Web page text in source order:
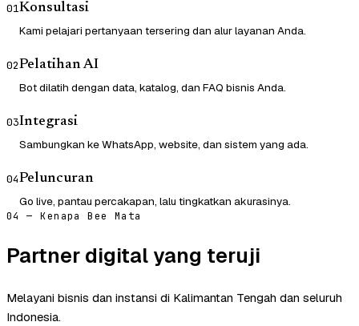
01Konsultasi
Kami pelajari pertanyaan tersering dan alur layanan Anda.
02Pelatihan AI
Bot dilatih dengan data, katalog, dan FAQ bisnis Anda.
03Integrasi
Sambungkan ke WhatsApp, website, dan sistem yang ada.
04Peluncuran
Go live, pantau percakapan, lalu tingkatkan akurasinya.
04 — Kenapa Bee Mata
Partner digital yang teruji
Melayani bisnis dan instansi di Kalimantan Tengah dan seluruh
Indonesia.